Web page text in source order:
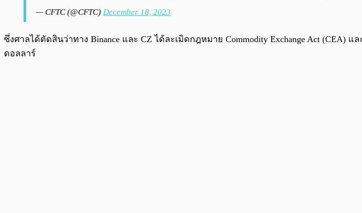
— CFTC (@CFTC) December 18, 2023
ซึ่งศาลได้ตัดสินว่าทาง Binance และ CZ ได้ละเมิดกฎหมาย Commodity Exchange Act (CEA)
ดอลลาร์